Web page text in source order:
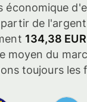
économique
de
134,38 EUR
moyen du
toujours les